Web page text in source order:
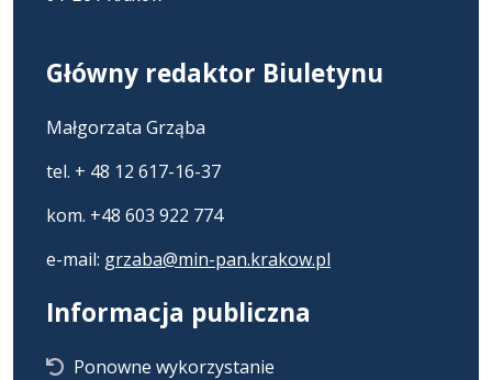
Główny redaktor Biuletynu
Małgorzata Grząba
tel. + 48 12 617-16-37
kom. +48 603 922 774
e-mail: grzaba@min-pan.krakow.pl
Informacja publiczna
Ponowne wykorzystanie